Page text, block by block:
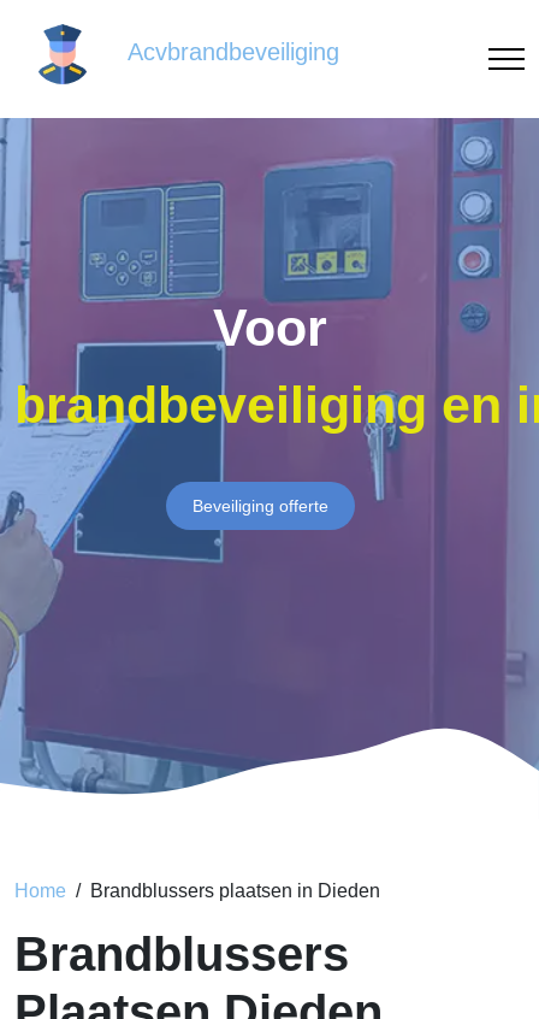
Acvbrandbeveiliging
Voor
brandbeveiliging en
Beveiliging offerte
Home Brandblussers plaatsen in Dieden
Brandblussers